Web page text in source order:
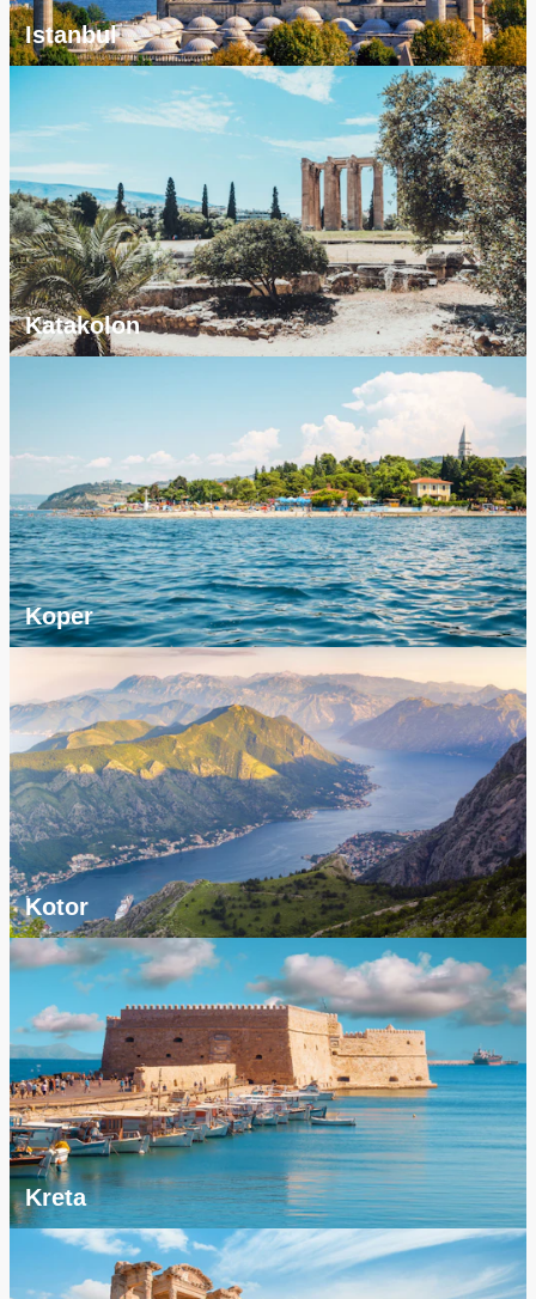
Istanbul
Katakolon
Koper
Kotor
Kreta